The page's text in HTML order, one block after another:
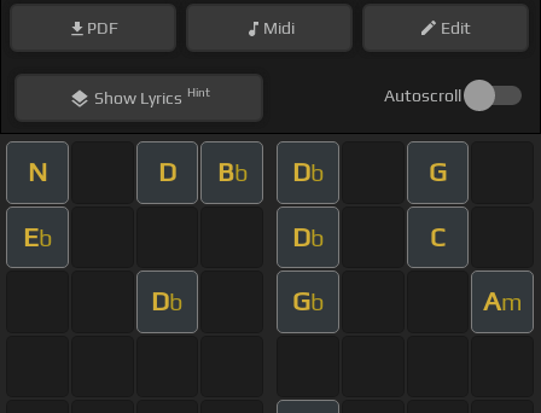
PDF Midi Edit
ShowLyrics Hint Autoscroll
N D Bb Db G
Eb Db C
Db Gb Am